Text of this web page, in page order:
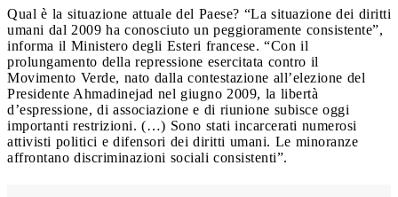
Qual è la situazione attuale del Paese? “La situazione dei diritti
umani dal 2009 ha conosciuto un peggioramente consistente”,
informa il Ministero degli Esteri francese. “Con il
prolungamento della repressione esercitata contro il
Movimento Verde, nato dalla contestazione all’elezione del
Presidente Ahmadinejad nel giugno 2009, la libertà
d’espressione, di associazione e di riunione subisce oggi
importanti restrizioni. (…) Sono stati incarcerati numerosi
attivisti politici e difensori dei diritti umani. Le minoranze
affrontano discriminazioni sociali consistenti”.